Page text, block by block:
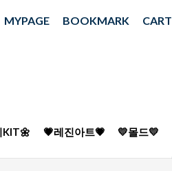
MYPAGE BOOKMARK CART
KIT🌼 💗레진아트💗 💛몰드💛